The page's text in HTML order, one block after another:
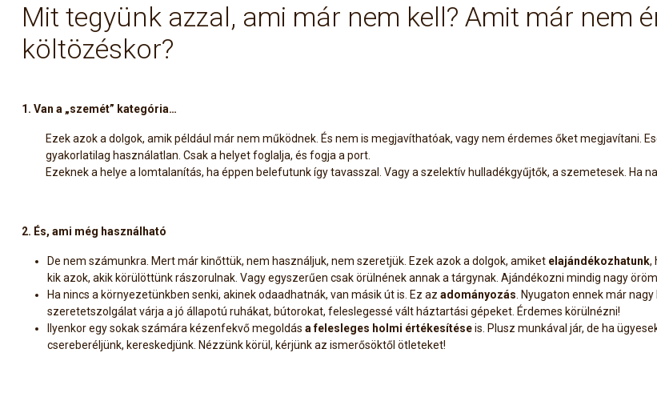
Mit tegyünk azzal, ami már nem kell? Amit már nem
költözéskor?
1. Van a „szemét” kategória…
Ezek azok a dolgok, amik például már nem működnek. És nem is megjavíthatóak, vagy nem érdemes őket megjavítani.
gyakorlatilag használatlan. Csak a helyet foglalja, és fogja a port.
Ezeknek a helye a lomtalanítás, ha éppen belefutunk így tavasszal. Vagy a szelektív hulladékgyűjtők, a szemetesek. Ha
2. És, ami még használható
De nem számunkra. Mert már kinőttük, nem használjuk, nem szeretjük. Ezek azok a dolgok, amiket elajándékozhatunk,
kik azok, akik körülöttünk rászorulnak. Vagy egyszerűen csak örülnének annak a tárgynak. Ajándékozni mindig nagy
Ha nincs a környezetünkben senki, akinek odaadhatnák, van másik út is. Ez az adományozás. Nyugaton ennek már
szeretetszolgálat várja a jó állapotú ruhákat, bútorokat, feleslegessé vált háztartási gépeket. Érdemes körülnézni!
Ilyenkor egy sokak számára kézenfekvő megoldás a felesleges holmi értékesítéseis. Plusz munkával jár, de ha
csereberéljünk, kereskedjünk. Nézzünk körül, kérjünk az ismerősöktől ötleteket!